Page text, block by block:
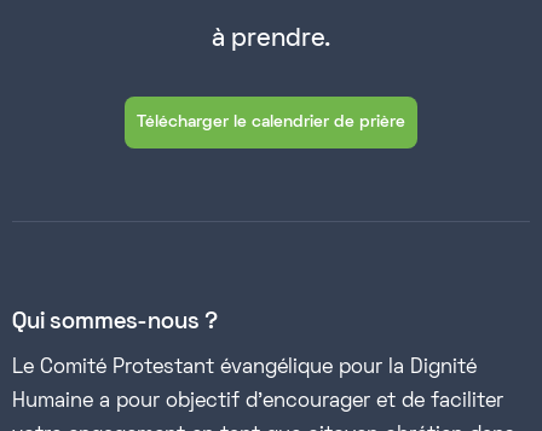
à prendre.
Télécharger le calendrier de prière
Qui sommes-nous ?
Le Comité Protestant évangélique pour la Dignité
Humaine a pour objectif d’encourager et de faciliter